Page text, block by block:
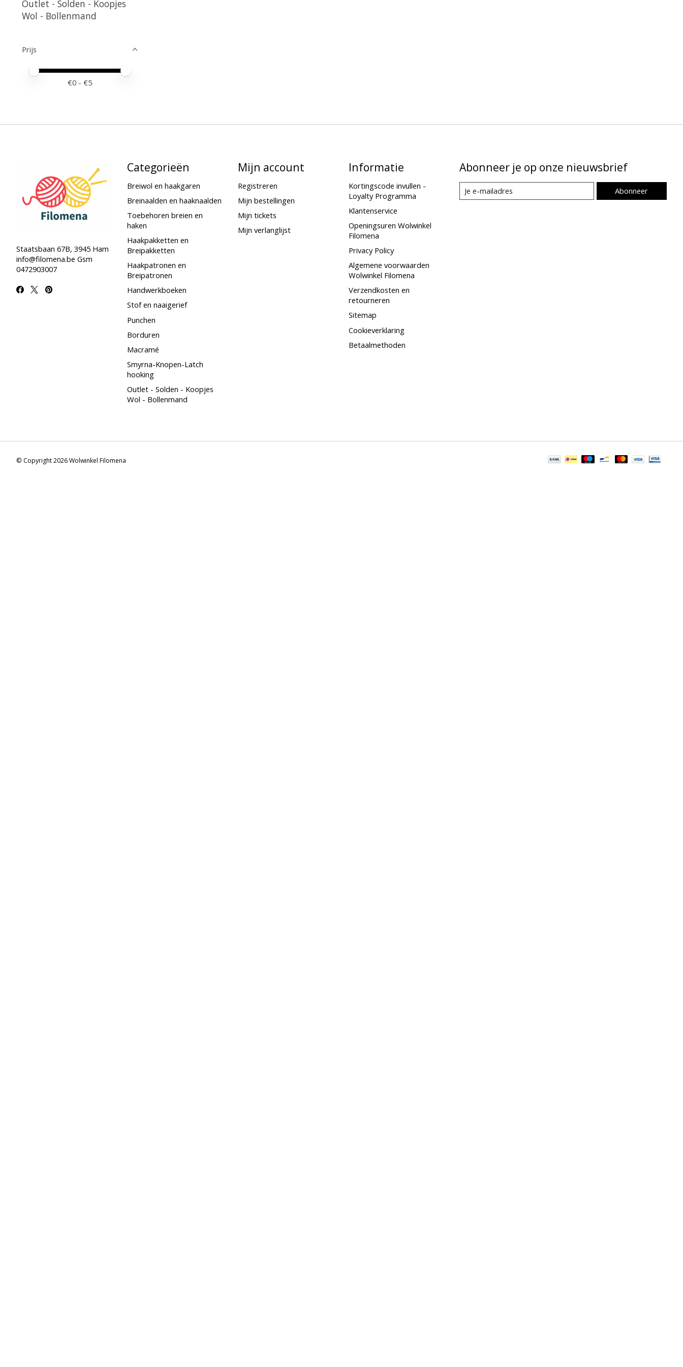
Outlet - Solden - Koopjes
Wol - Bollenmand
Prijs
Minimale prijswaarde
Price maximum value
€0 - €5
Staatsbaan 67B, 3945 Ham
info@filomena.be Gsm
0472903007
Categorieën
Breiwol en haakgaren
Breinaalden en haaknaalden
Toebehoren breien en
haken
Haakpakketten en
Breipakketten
Haakpatronen en
Breipatronen
Handwerkboeken
Stof en naaigerief
Punchen
Borduren
Macramé
Smyrna-Knopen-Latch
hooking
Outlet - Solden - Koopjes
Wol - Bollenmand
Mijn account
Registreren
Mijn bestellingen
Mijn tickets
Mijn verlanglijst
Informatie
Kortingscode invullen -
Loyalty Programma
Klantenservice
Openingsuren Wolwinkel
Filomena
Privacy Policy
Algemene voorwaarden
Wolwinkel Filomena
Verzendkosten en
retourneren
Sitemap
Cookieverklaring
Betaalmethoden
Abonneer je op onze nieuwsbrief
Abonneer
© Copyright 2026 Wolwinkel Filomena